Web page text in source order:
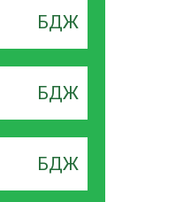
БДЖ
БДЖ
БДЖ